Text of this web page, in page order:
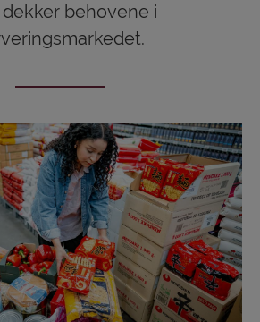
behovene i